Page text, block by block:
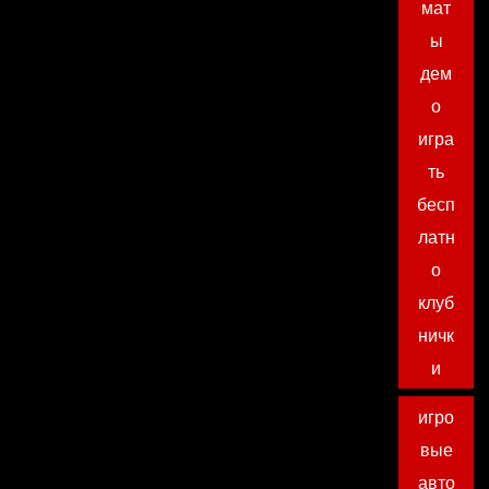
мат
ы
дем
о
игра
ть
бесп
латн
о
клуб
ничк
и
игро
вые
авто